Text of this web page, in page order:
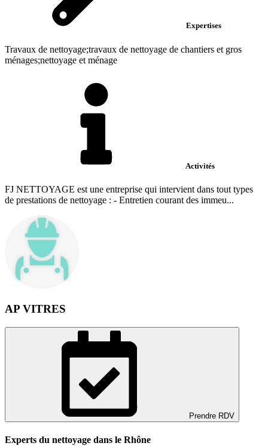
Expertises
Travaux de nettoyage;travaux de nettoyage de chantiers et gros
ménages;nettoyage et ménage
Activités
FJ NETTOYAGE est une entreprise qui intervient dans tout types
de prestations de nettoyage : - Entretien courant des immeu...
AP VITRES
Prendre RDV
Experts du nettoyage dans le Rhône